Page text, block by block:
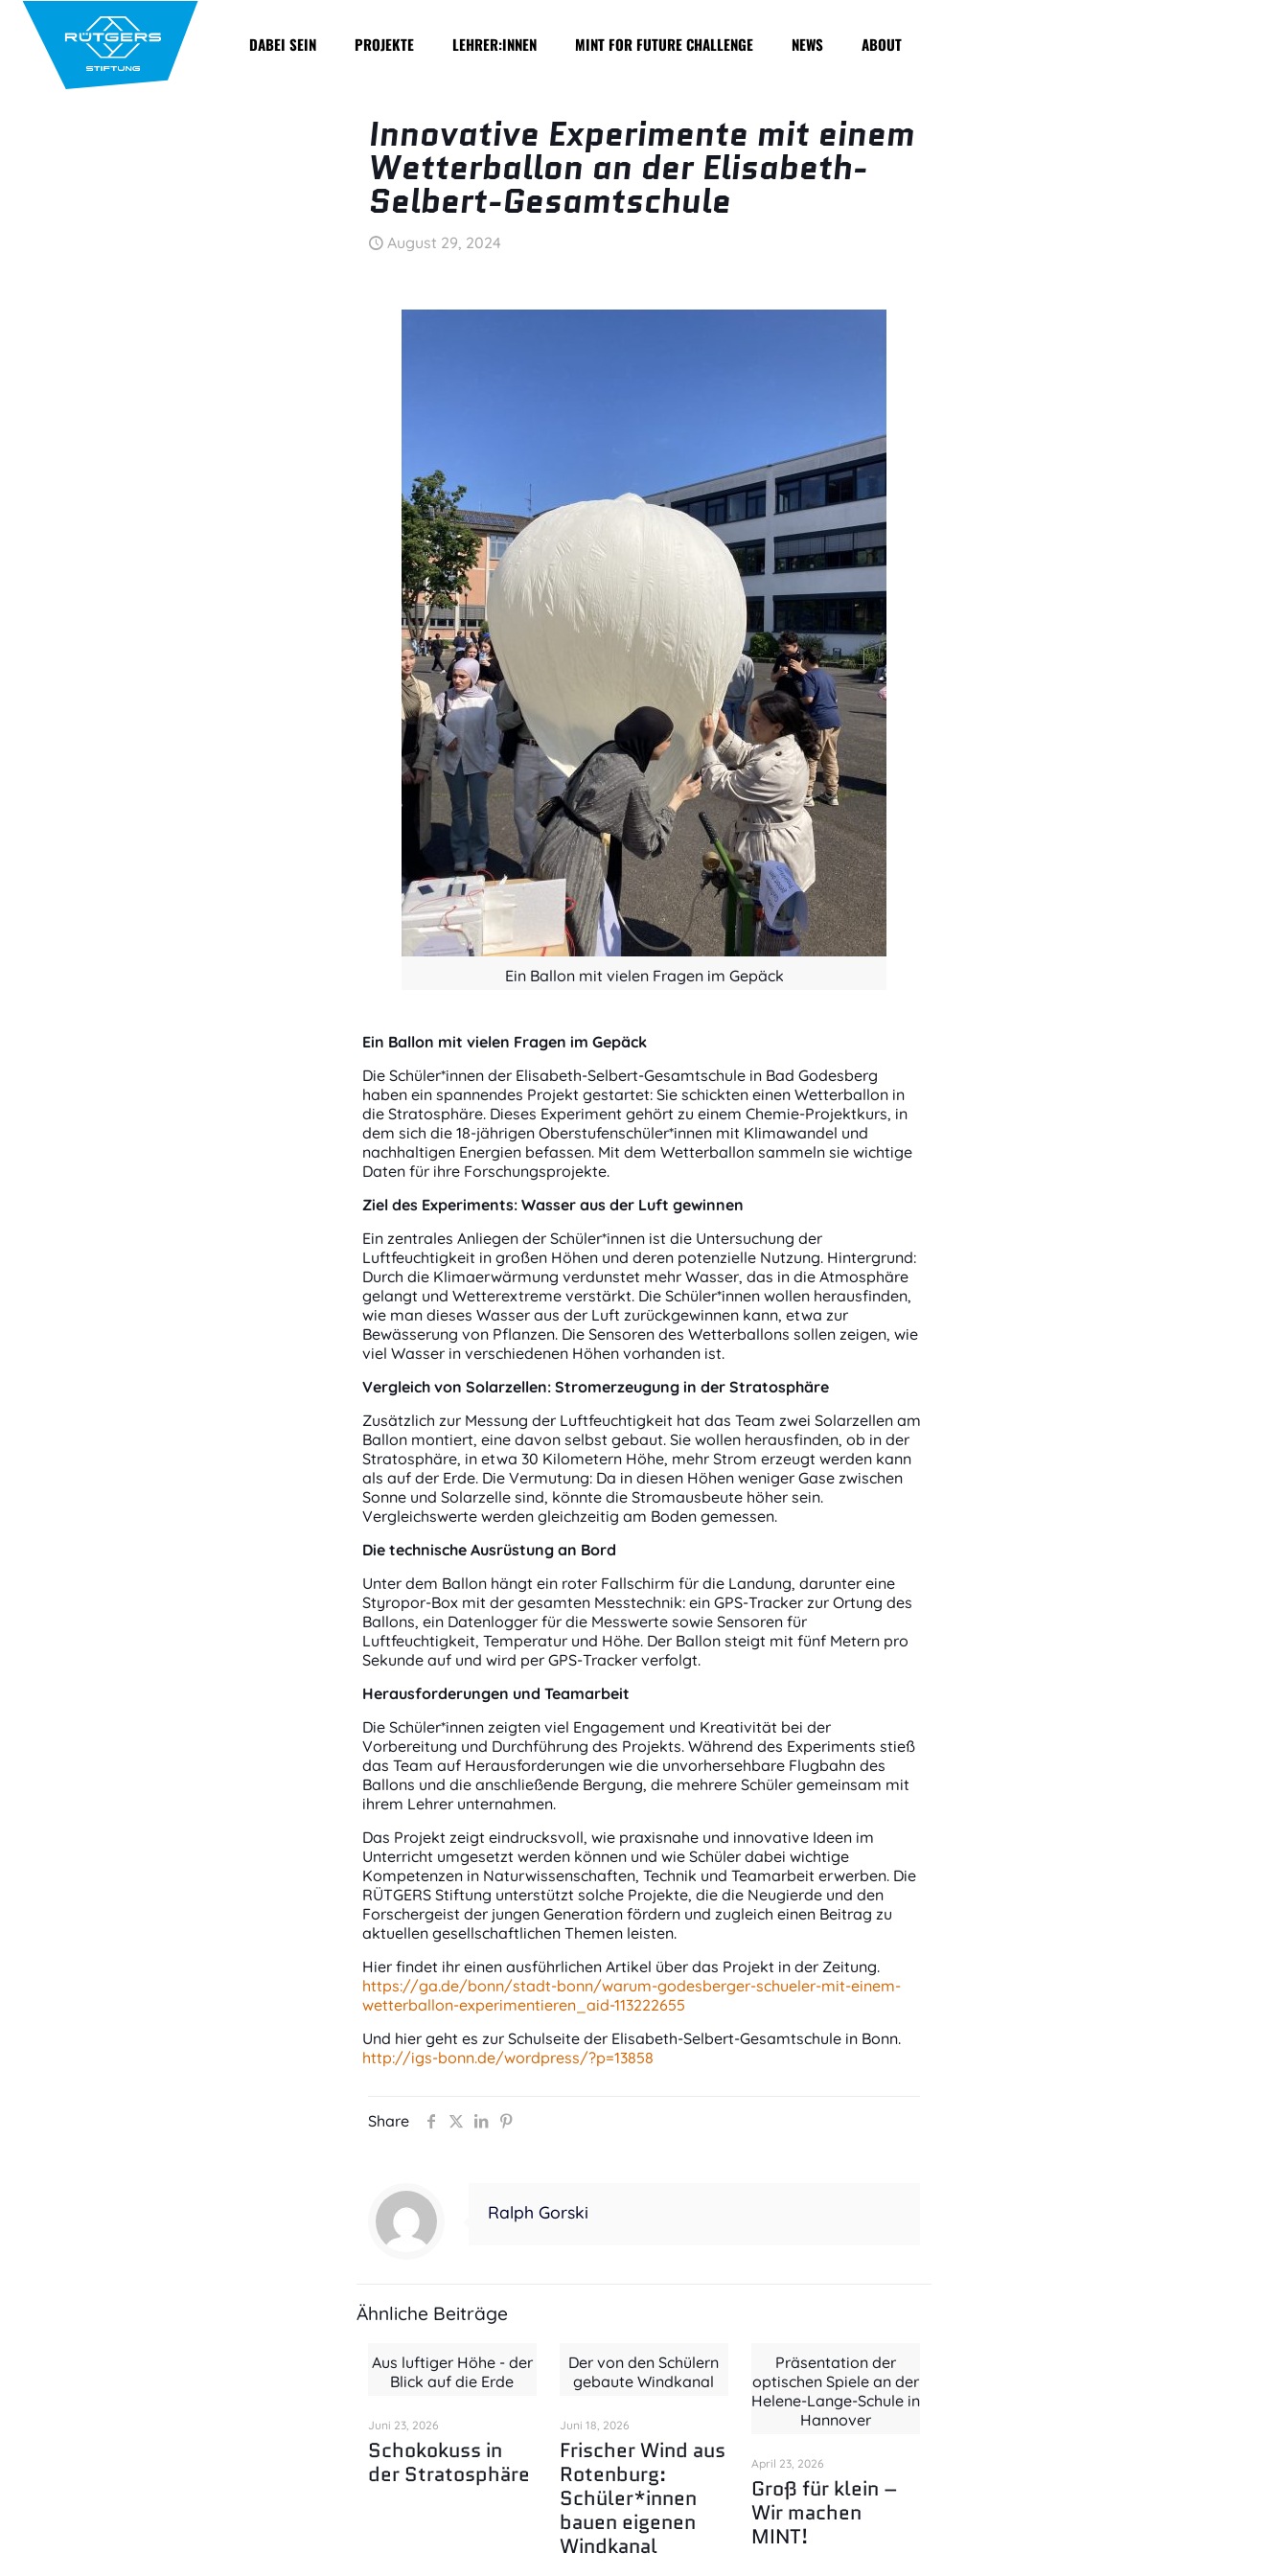
DABEI SEIN PROJEKTE LEHRER:INNEN MINT FOR FUTURE CHALLENGE NEWS ABOUT
Innovative Experimente mit einem
Wetterballon an der Elisabeth-
Selbert-Gesamtschule
August 29, 2024
Ein Ballon mit vielen Fragen im Gepäck
Ein Ballon mit vielen Fragen im Gepäck
Die Schüler*innen der Elisabeth-Selbert-Gesamtschule in Bad Godesberg
haben ein spannendes Projekt gestartet: Sie schickten einen Wetterballon in
die Stratosphäre. Dieses Experiment gehört zu einem Chemie-Projektkurs, in
dem sich die 18-jährigen Oberstufenschüler*innen mit Klimawandel und
nachhaltigen Energien befassen. Mit dem Wetterballon sammeln sie wichtige
Daten für ihre Forschungsprojekte.
Ziel des Experiments: Wasser aus der Luft gewinnen
Ein zentrales Anliegen der Schüler*innen ist die Untersuchung der
Luftfeuchtigkeit in großen Höhen und deren potenzielle Nutzung. Hintergrund:
Durch die Klimaerwärmung verdunstet mehr Wasser, das in die Atmosphäre
gelangt und Wetterextreme verstärkt. Die Schüler*innen wollen herausfinden,
wie man dieses Wasser aus der Luft zurückgewinnen kann, etwa zur
Bewässerung von Pflanzen. Die Sensoren des Wetterballons sollen zeigen, wie
viel Wasser in verschiedenen Höhen vorhanden ist.
Vergleich von Solarzellen: Stromerzeugung in der Stratosphäre
Zusätzlich zur Messung der Luftfeuchtigkeit hat das Team zwei Solarzellen am
Ballon montiert, eine davon selbst gebaut. Sie wollen herausfinden, ob in der
Stratosphäre, in etwa 30 Kilometern Höhe, mehr Strom erzeugt werden kann
als auf der Erde. Die Vermutung: Da in diesen Höhen weniger Gase zwischen
Sonne und Solarzelle sind, könnte die Stromausbeute höher sein.
Vergleichswerte werden gleichzeitig am Boden gemessen.
Die technische Ausrüstung an Bord
Unter dem Ballon hängt ein roter Fallschirm für die Landung, darunter eine
Styropor-Box mit der gesamten Messtechnik: ein GPS-Tracker zur Ortung des
Ballons, ein Datenlogger für die Messwerte sowie Sensoren für
Luftfeuchtigkeit, Temperatur und Höhe. Der Ballon steigt mit fünf Metern pro
Sekunde auf und wird per GPS-Tracker verfolgt.
Herausforderungen und Teamarbeit
Die Schüler*innen zeigten viel Engagement und Kreativität bei der
Vorbereitung und Durchführung des Projekts. Während des Experiments stieß
das Team auf Herausforderungen wie die unvorhersehbare Flugbahn des
Ballons und die anschließende Bergung, die mehrere Schüler gemeinsam mit
ihrem Lehrer unternahmen.
Das Projekt zeigt eindrucksvoll, wie praxisnahe und innovative Ideen im
Unterricht umgesetzt werden können und wie Schüler dabei wichtige
Kompetenzen in Naturwissenschaften, Technik und Teamarbeit erwerben. Die
RÜTGERS Stiftung unterstützt solche Projekte, die die Neugierde und den
Forschergeist der jungen Generation fördern und zugleich einen Beitrag zu
aktuellen gesellschaftlichen Themen leisten.
Hier findet ihr einen ausführlichen Artikel über das Projekt in der Zeitung.
https://ga.de/bonn/stadt-bonn/warum-godesberger-schueler-mit-einem-
wetterballon-experimentieren_aid-113222655
Und hier geht es zur Schulseite der Elisabeth-Selbert-Gesamtschule in Bonn.
http://igs-bonn.de/wordpress/?p=13858
Share
Ralph Gorski
Ähnliche Beiträge
Aus luftiger Höhe - der
Blick auf die Erde
Juni 23, 2026
Schokokuss in
der Stratosphäre
Der von den Schülern
gebaute Windkanal
Juni 18, 2026
Frischer Wind aus
Rotenburg:
Schüler*innen
bauen eigenen
Windkanal
Präsentation der
optischen Spiele an der
Helene-Lange-Schule in
Hannover
April 23, 2026
Groß für klein –
Wir machen
MINT!